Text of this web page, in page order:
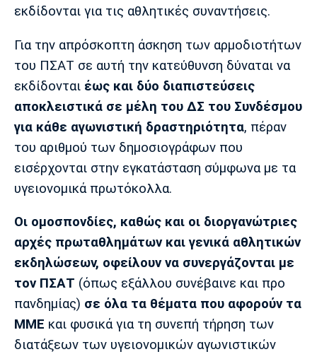
Πόρτο Μπενφίκα
εκδίδονται για τις αθλητικές συναντήσεις.
Για την απρόσκοπτη άσκηση των αρμοδιοτήτων
του ΠΣΑΤ σε αυτή την κατεύθυνση δύναται να
εκδίδονται έως και δύο διαπιστεύσεις
αποκλειστικά σε μέλη του ΔΣ του Συνδέσμου
για κάθε αγωνιστική δραστηριότητα, πέραν
του αριθμού των δημοσιογράφων που
εισέρχονται στην εγκατάσταση σύμφωνα με τα
υγειονομικά πρωτόκολλα.
Οι ομοσπονδίες, καθώς και οι διοργανώτριες
αρχές πρωταθλημάτων και γενικά αθλητικών
εκδηλώσεων, οφείλουν να συνεργάζονται με
τον ΠΣΑΤ (όπως εξάλλου συνέβαινε και προ
πανδημίας) σε όλα τα θέματα που αφορούν τα
ΜΜΕ και φυσικά για τη συνεπή τήρηση των
διατάξεων των υγειονομικών αγωνιστικών